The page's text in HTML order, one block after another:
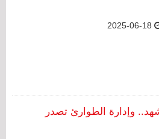
وإدارة الطوارئ تصدر